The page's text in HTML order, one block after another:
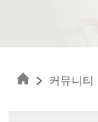
커뮤니티